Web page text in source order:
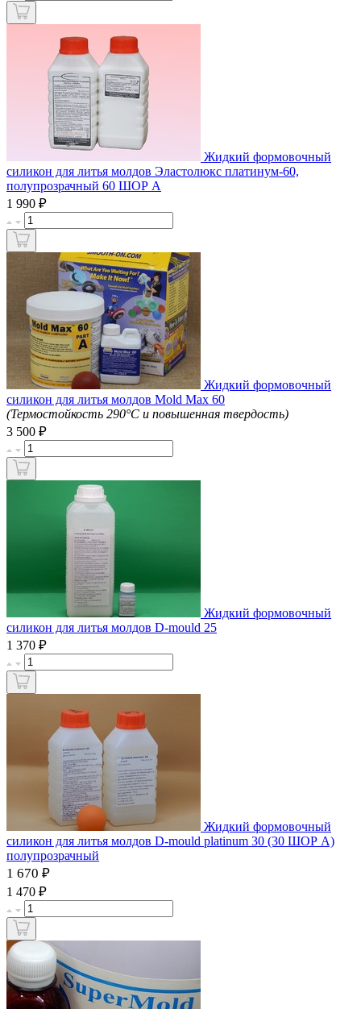
Жидкий формовочный
силикон для литья молдов Эластолюкс платинум-60,
полупрозрачный 60 ШОР А
1 990 ₽
Жидкий формовочный
силикон для литья молдов Mold Max 60
(Термостойкость 290°C и повышенная твердость)
3 500 ₽
Жидкий формовочный
силикон для литья молдов D-mould 25
1 370 ₽
Жидкий формовочный
силикон для литья молдов D-mould platinum 30 (30 ШОР А)
полупрозрачный
1 670 ₽
1 470 ₽